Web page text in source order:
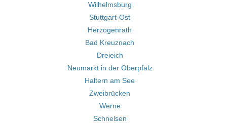
Wilhelmsburg
Stuttgart-Ost
Herzogenrath
Bad Kreuznach
Dreieich
Neumarkt in der Oberpfalz
Haltern am See
Zweibrücken
Werne
Schnelsen